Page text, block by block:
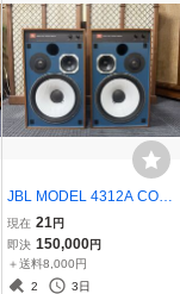
JBL MODEL 4312A CON
TROL MONITOR スピー
カー ペア 状態良好
現在 21 円
即決 150,000円
＋送料8,000円
2
3日